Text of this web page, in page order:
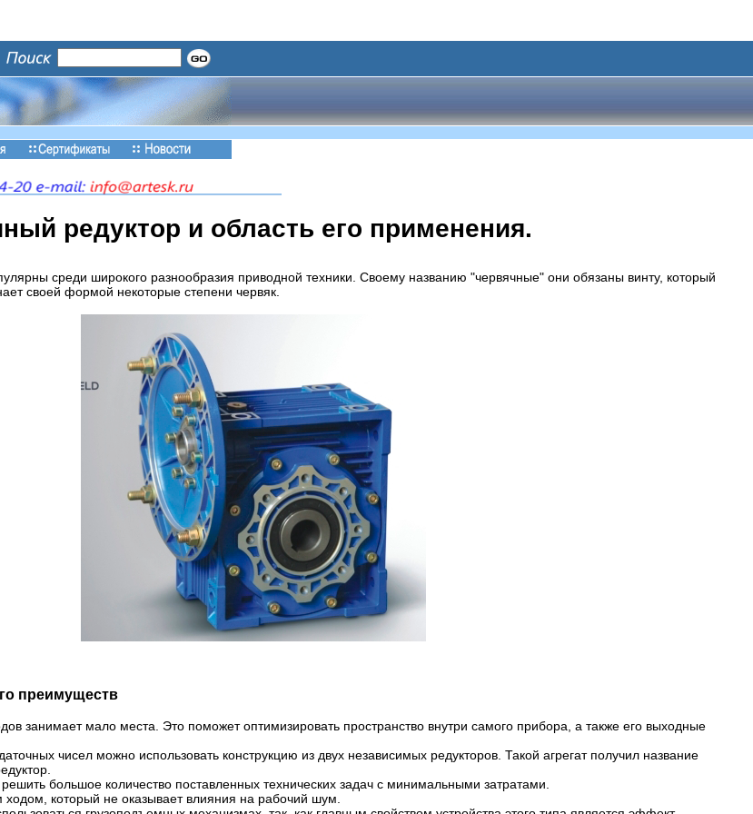
редуктор и область его применения.
среди широкого разнообразия приводной техники. Своему названию "червячные" они обязаны винту, который
своей формой некоторые степени червяк.
преимуществ
занимает мало места. Это поможет оптимизировать пространство внутри самого прибора, а также его выходные
чисел можно использовать конструкцию из двух независимых редукторов. Такой агрегат получил название
большое количество поставленных технических задач с минимальными затратами.
ходом, который не оказывает влияния на рабочий шум.